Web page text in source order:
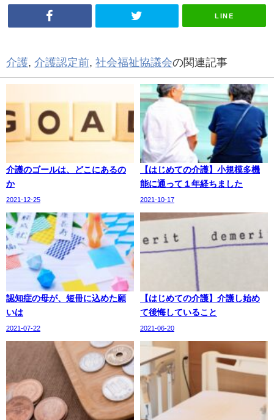
LINE
介護, 介護認定前, 社会福祉協議会の関連記事
介護のゴールは、どこにあるの
か
2021-12-25
【はじめての介護】小規模多機
能に通って１年経ちました
2021-10-17
認知症の母が、短冊に込めた願
いは
2021-07-22
【はじめての介護】介護し始め
て後悔していること
2021-06-20